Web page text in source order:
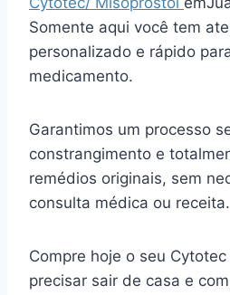
Somente aqui você tem
personalizado e rápido
medicamento.
Garantimos um processo
constrangimento e
remédios originais, sem
consulta médica ou receita.
Compre hoje o seu
precisar sair de casa e